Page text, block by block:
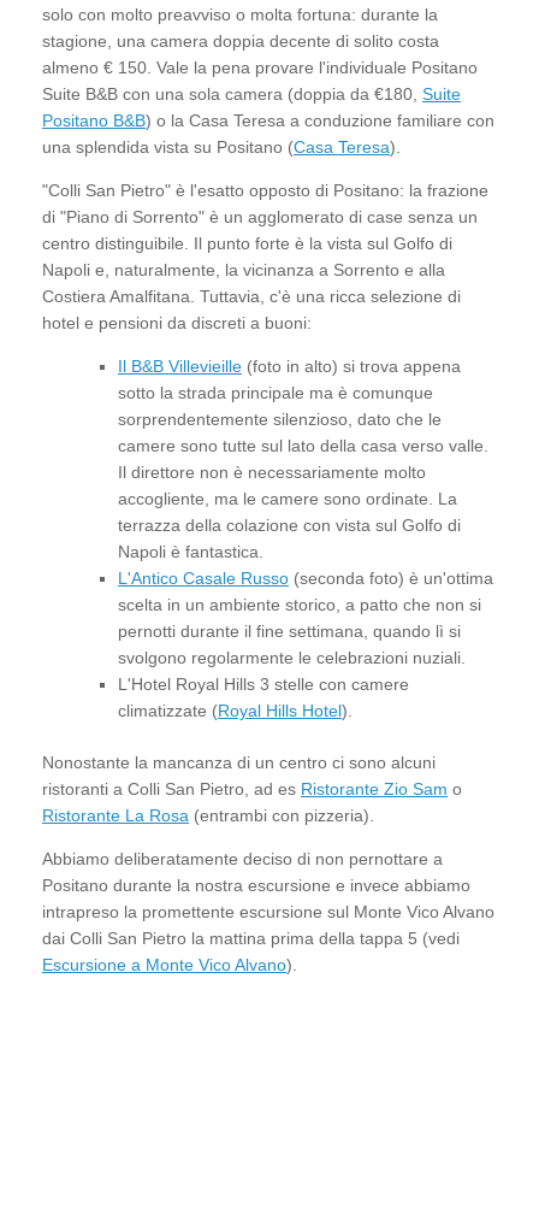
solo con molto preavviso o molta fortuna: durante la
stagione, una camera doppia decente di solito costa
almeno € 150. Vale la pena provare l'individuale Positano
Suite B&B con una sola camera (doppia da €180, Suite
Positano B&B) o la Casa Teresa a conduzione familiare con
una splendida vista su Positano (Casa Teresa).
"Colli San Pietro" è l'esatto opposto di Positano: la frazione
di "Piano di Sorrento" è un agglomerato di case senza un
centro distinguibile. Il punto forte è la vista sul Golfo di
Napoli e, naturalmente, la vicinanza a Sorrento e alla
Costiera Amalfitana. Tuttavia, c'è una ricca selezione di
hotel e pensioni da discreti a buoni:
Il B&B Villevieille (foto in alto) si trova appena
sotto la strada principale ma è comunque
sorprendentemente silenzioso, dato che le
camere sono tutte sul lato della casa verso valle.
Il direttore non è necessariamente molto
accogliente, ma le camere sono ordinate. La
terrazza della colazione con vista sul Golfo di
Napoli è fantastica.
L'Antico Casale Russo (seconda foto) è un'ottima
scelta in un ambiente storico, a patto che non si
pernotti durante il fine settimana, quando lì si
svolgono regolarmente le celebrazioni nuziali.
L'Hotel Royal Hills 3 stelle con camere
climatizzate (Royal Hills Hotel).
Nonostante la mancanza di un centro ci sono alcuni
ristoranti a Colli San Pietro, ad es Ristorante Zio Sam o
Ristorante La Rosa (entrambi con pizzeria).
Abbiamo deliberatamente deciso di non pernottare a
Positano durante la nostra escursione e invece abbiamo
intrapreso la promettente escursione sul Monte Vico Alvano
dai Colli San Pietro la mattina prima della tappa 5 (vedi
Escursione a Monte Vico Alvano).